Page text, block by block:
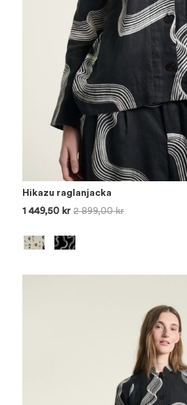
Hikazu raglanjacka
1 449,50 kr 2 899,00 kr